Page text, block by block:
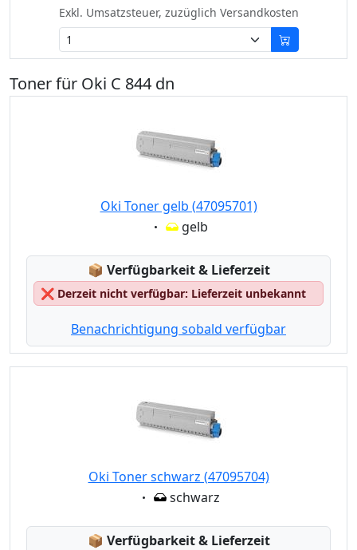
Exkl. Umsatzsteuer, zuzüglich Versandkosten
Toner für Oki C 844 dn
Oki Toner gelb (47095701)
Eigenschaft:
gelb
📦 Lagerstatus:
Verfügbarkeit & Lieferzeit
❌ Derzeit nicht verfügbar: Lieferzeit unbekannt
Benachrichtigung sobald verfügbar
Oki Toner schwarz (47095704)
Eigenschaft:
schwarz
📦 Lagerstatus:
Verfügbarkeit & Lieferzeit